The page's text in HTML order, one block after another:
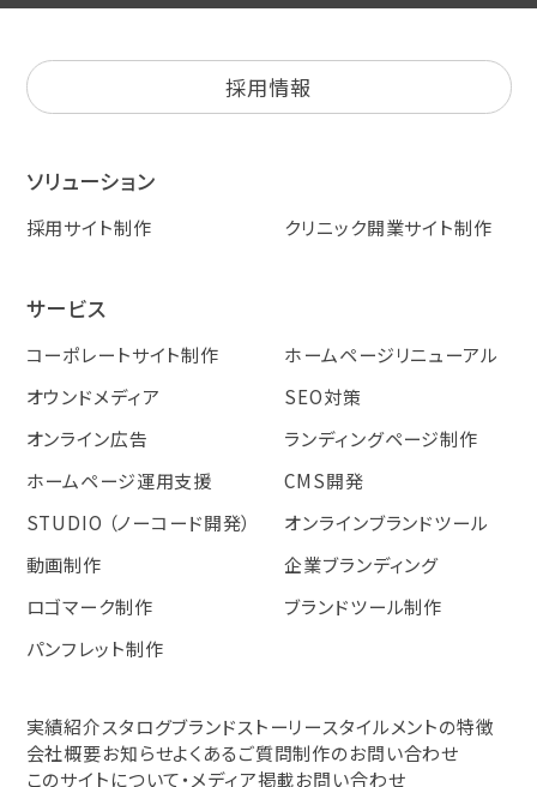
採用情報
ソリューション
採用サイト制作 クリニック開業サイト制作
サービス
コーポレートサイト制作
ホームページリニューアル
オウンドメディア
SEO対策
オンライン広告
ランディングページ制作
ホームページ運用支援
CMS開発
STUDIO （ノーコード開発）
オンラインブランドツール
動画制作
企業ブランディング
ロゴマーク制作
ブランドツール制作
パンフレット制作
実績紹介スタログブランドストーリースタイルメントの特徴
会社概要お知らせよくあるご質問制作のお問い合わせ
このサイトについて・メディア掲載お問い合わせ